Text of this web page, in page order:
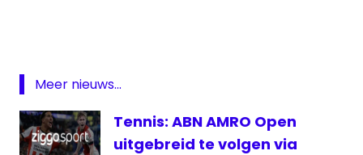
Reporter
Radio
Meer nieuws...
Tennis: ABN AMRO Open
uitgebreid te volgen via